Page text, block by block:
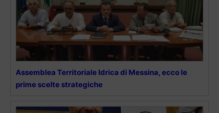
Assemblea Territoriale Idrica di Messina, ecco le
prime scelte strategiche